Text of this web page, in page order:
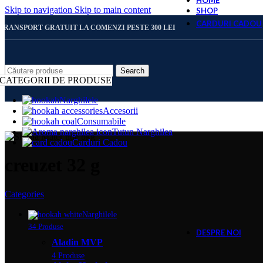
Skip to navigation Skip to main content
GRATUIT LA COMENZI PESTE 300 LEI
Search
CATEGORII DE PRODUSE
Narghilele
Accesorii
Consumabile
Tutun Narghilea
Carduri Cadou
SHOP
CARDURI CADOU
DESPRE NOI
Categories
Narghilele
34 Produse
Aladin MVP
4 Produse